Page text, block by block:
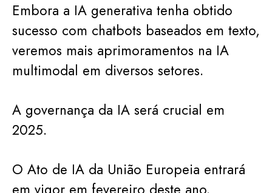
Embora a IA generativa tenha obtido
sucesso com chatbots baseados em texto,
veremos mais aprimoramentos na IA
multimodal em diversos setores.
A governança da IA será crucial em
2025.
O Ato de IA da União Europeia entrará